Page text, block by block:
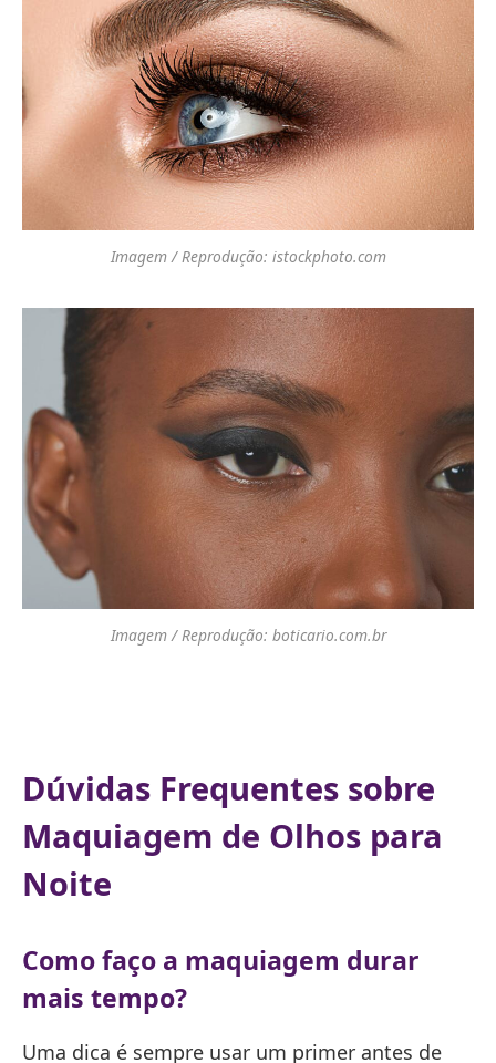
Imagem / Reprodução: istockphoto.com
Imagem / Reprodução: boticario.com.br
Dúvidas Frequentes sobre
Maquiagem de Olhos para
Noite
Como faço a maquiagem durar
mais tempo?
Uma dica é sempre usar um primer antes de